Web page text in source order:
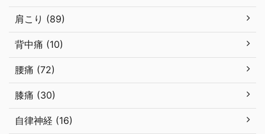
肩こり (89)
背中痛 (10)
腰痛 (72)
膝痛 (30)
自律神経 (16)